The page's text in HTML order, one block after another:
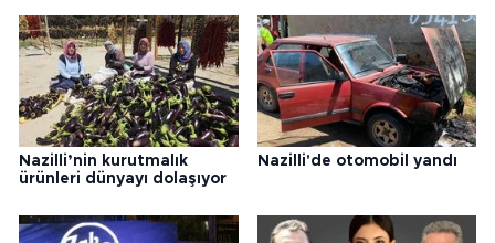
Nazilli’nin kurutmalık
ürünleri dünyayı dolaşıyor
Nazilli'de otomobil yandı